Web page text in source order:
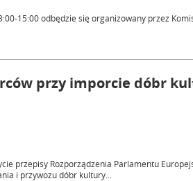
15:00 odbędzie się organizowany przez
przy imporcie dóbr
przepisy Rozporządzenia Parlamentu
i przywozu dóbr kultury...